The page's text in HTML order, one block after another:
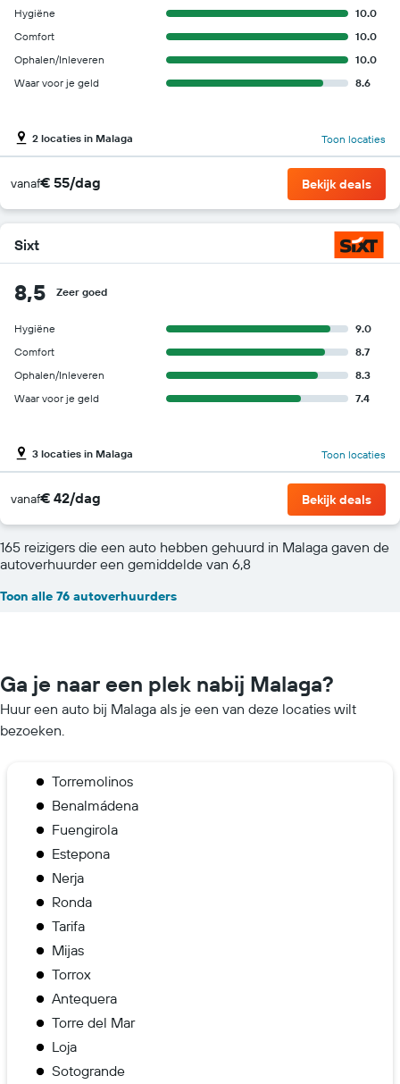
Hygiëne
10.0
Comfort
10.0
Ophalen/Inleveren
10.0
Waar voor je geld
8.6
2 locaties in Malaga Toon locaties
vanaf€ 55/dag Bekijk deals
Sixt
8,5 Zeer goed
Hygiëne
9.0
Comfort
8.7
Ophalen/Inleveren
8.3
Waar voor je geld
7.4
3 locaties in Malaga Toon locaties
vanaf€ 42/dag Bekijk deals
165 reizigers die een auto hebben gehuurd in Malaga gaven de
autoverhuurder een gemiddelde van 6,8
Toon alle 76 autoverhuurders
Ga je naar een plek nabij Malaga?
Huur een auto bij Malaga als je een van deze locaties wilt
bezoeken.
Torremolinos
Benalmádena
Fuengirola
Estepona
Nerja
Ronda
Tarifa
Mijas
Torrox
Antequera
Torre del Mar
Loja
Sotogrande